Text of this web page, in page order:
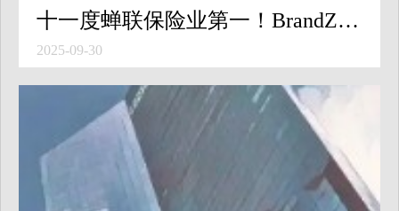
十一度蝉联保险业第一！BrandZ《最具价值中国品牌100强》发布：中国平安位列中国品牌第九
2025-09-30